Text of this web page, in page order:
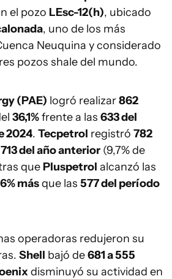
el pozo LEsc-12(h), ubicado
, uno de los más
Neuquina y considerado
pozos shale del mundo.
(PAE) logró realizar862
36,1%frente a las 633 del
2024. Tecpetrol registró 782
713 del año anterior (9,7% de
que Pluspetrol alcanzó las
másque las 577 del período
operadoras redujeron su
Shell bajó de681 a 555
disminuyó su actividad en